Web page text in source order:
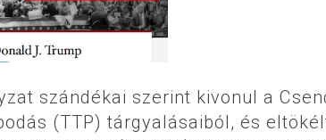
szándékai szerint kivonul a
(TTP) tárgyalásaiból, és